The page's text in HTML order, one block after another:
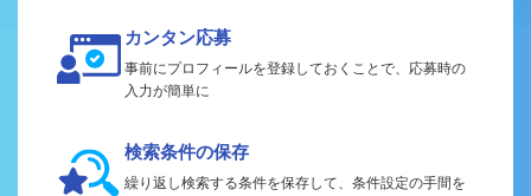
カンタン応募
事前にプロフィールを登録しておくことで、応募時の
入力が簡単に
検索条件の保存
繰り返し検索する条件を保存して、条件設定の手間を